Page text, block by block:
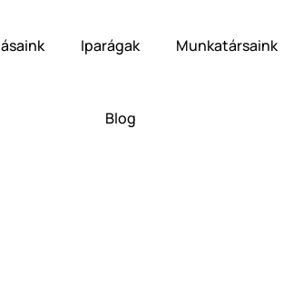
Iparágak Munkatársaink
Blog